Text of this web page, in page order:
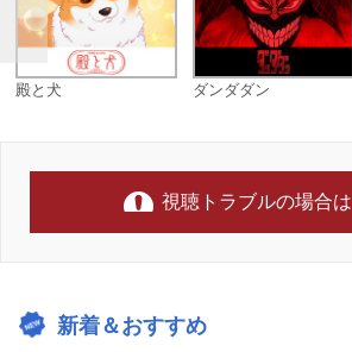
殿と犬 ダンダダン
視聴トラブルの場合
新着＆おすすめ